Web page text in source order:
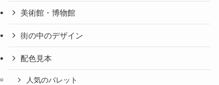
美術館・博物館
街の中のデザイン
配色見本
人気のパレット